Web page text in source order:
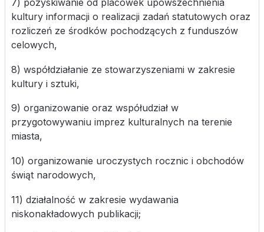
kultury informacji o realizacji zadań statutowych oraz
rozliczeń ze środków pochodzących z funduszów
celowych,
8) współdziałanie ze stowarzyszeniami w zakresie
kultury i sztuki,
9) organizowanie oraz współudział w
przygotowywaniu imprez kulturalnych na terenie
miasta,
10) organizowanie uroczystych rocznic i obchodów
świąt narodowych,
11) działalność w zakresie wydawania
niskonakładowych publikacji;